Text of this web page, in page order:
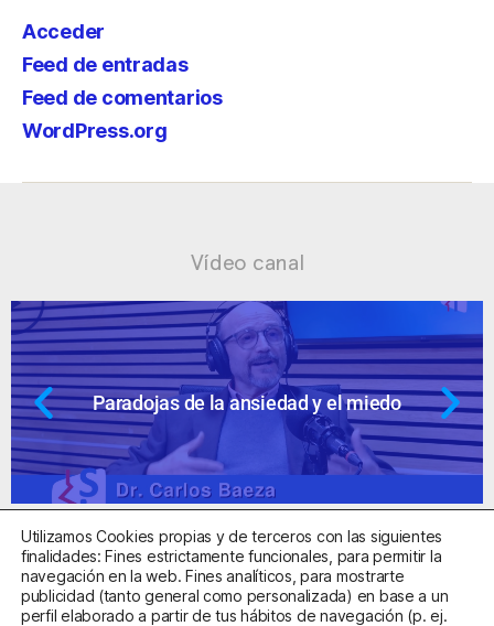
Acceder
Feed de entradas
Feed de comentarios
WordPress.org
Vídeo canal
de la ansiedad y el miedo
Centro Sanitario Autorizado con el código E08737002
Utilizamos Cookies propias y de terceros con las siguientes
finalidades: Fines estrictamente funcionales, para permitir la
navegación en la web. Fines analíticos, para mostrarte
publicidad (tanto general como personalizada) en base a un
perfil elaborado a partir de tus hábitos de navegación (p. ej.